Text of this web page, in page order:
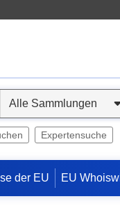
Expertensuche
der EU EU